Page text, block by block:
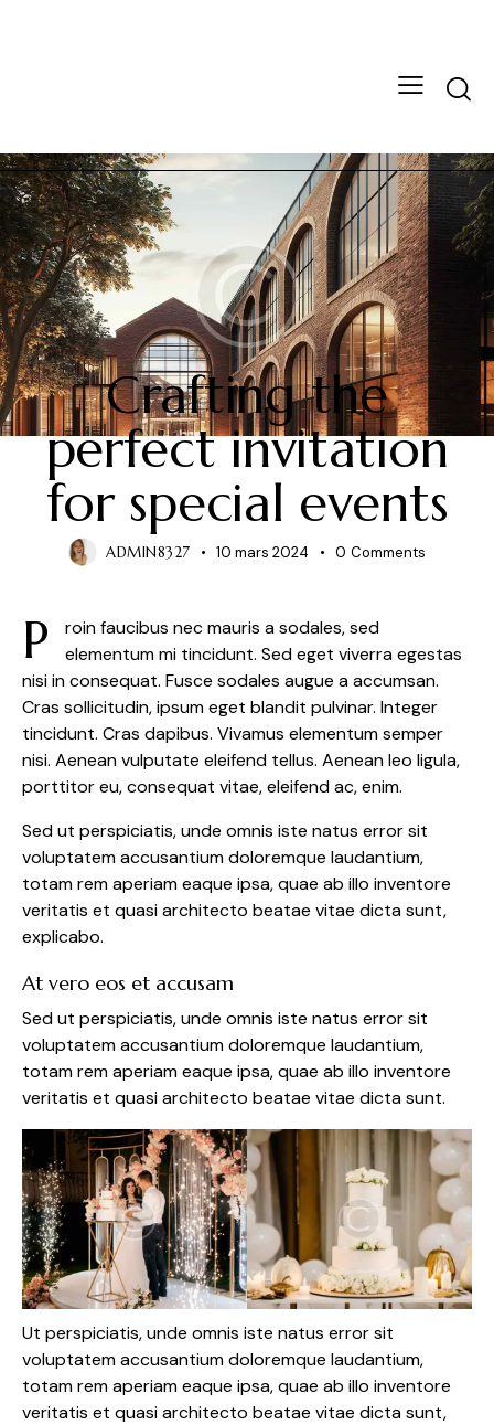
STANDARD
Crafting the
perfect invitation
for special events
ADMIN8327 10 mars 2024 0 Comments
P
roin faucibus nec mauris a sodales, sed
elementum mi tincidunt. Sed eget viverra egestas
nisi in consequat. Fusce sodales augue a accumsan.
Cras sollicitudin, ipsum eget blandit pulvinar. Integer
tincidunt. Cras dapibus. Vivamus elementum semper
nisi. Aenean vulputate eleifend tellus. Aenean leo ligula,
porttitor eu, consequat vitae, eleifend ac, enim.
Sed ut perspiciatis, unde omnis iste natus error sit
voluptatem accusantium doloremque laudantium,
totam rem aperiam eaque ipsa, quae ab illo inventore
veritatis et quasi architecto beatae vitae dicta sunt,
explicabo.
At vero eos et accusam
Sed ut perspiciatis, unde omnis iste natus error sit
voluptatem accusantium doloremque laudantium,
totam rem aperiam eaque ipsa, quae ab illo inventore
veritatis et quasi architecto beatae vitae dicta sunt.
Ut perspiciatis, unde omnis iste natus error sit
voluptatem accusantium doloremque laudantium,
totam rem aperiam eaque ipsa, quae ab illo inventore
veritatis et quasi architecto beatae vitae dicta sunt,